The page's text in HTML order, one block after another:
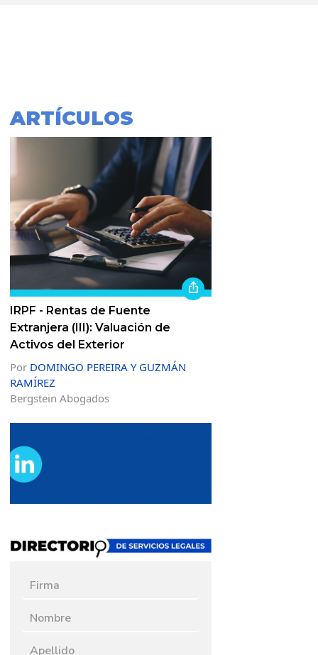
ARTÍCULOS
IRPF - Rentas de Fuente
Extranjera (III): Valuación de
Activos del Exterior
Por DOMINGO PEREIRA Y GUZMÁN
RAMÍREZ
Bergstein Abogados